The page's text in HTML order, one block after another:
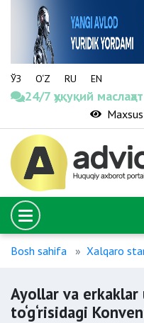
ЎЗ O‘Z RU EN
24/7 ҳуқуқий маслаҳат
Bosh sahifa Xalqaro
Ayollar va erkaklar
to‘g‘risidagi